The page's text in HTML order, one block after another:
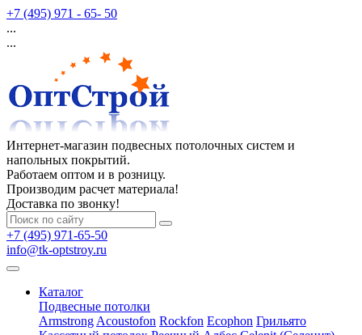
+7 (495) 971 - 65- 50
...
...
Интернет-магазин подвесных потолочных систем и
напольных покрытий.
Работаем оптом и в розницу.
Производим расчет материала!
Доставка по звонку!
+7 (495) 971-65-50
info@tk-optstroy.ru
Каталог
Подвесные потолки
Armstrong Acoustofon Rockfon Ecophon Грильято